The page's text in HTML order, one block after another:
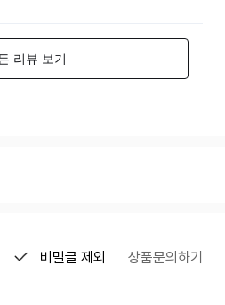
비밀글 제외 상품문의하기